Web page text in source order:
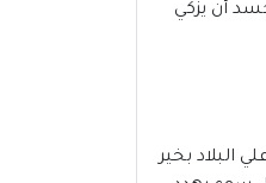
الجسد أن يزكي
البلاد بخير